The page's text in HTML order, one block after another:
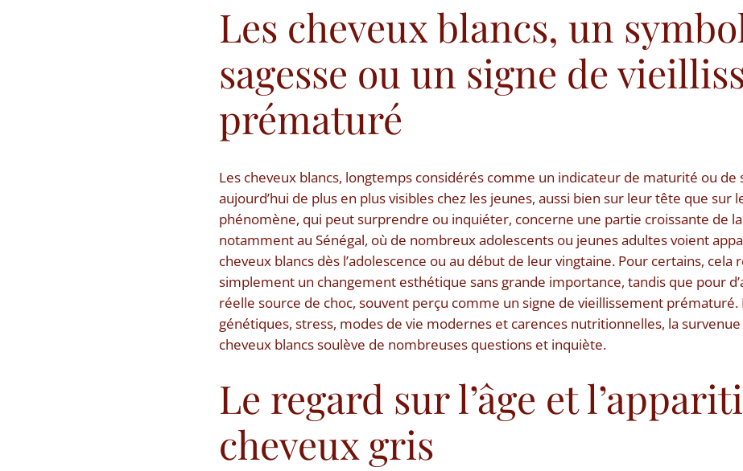
Les cheveux blancs, un
sagesse ou un signe de
prématuré
Les cheveux blancs, longtemps considérés comme un indicateur de maturité ou de
aujourd’hui de plus en plus visibles chez les jeunes, aussi bien sur leur tête que sur
phénomène, qui peut surprendre ou inquiéter, concerne une partie croissante de
notamment au Sénégal, où de nombreux adolescents ou jeunes adultes voient
cheveux blancs dès l’adolescence ou au début de leur vingtaine. Pour certains, cela
simplement un changement esthétique sans grande importance, tandis que pour
réelle source de choc, souvent perçu comme un signe de vieillissement
génétiques, stress, modes de vie modernes et carences nutritionnelles, la
cheveux blancs soulève de nombreuses questions et inquiète.
Le regard sur l’âge et
cheveux gris